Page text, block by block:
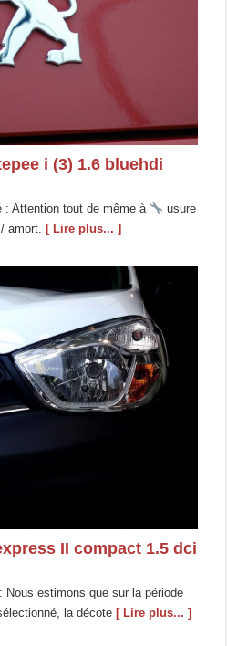
i (3) 1.6 bluehdi
Attention tout de même à
usure
amort.
[ Lire plus... ]
II compact 1.5 dci
Nous estimons que sur la période
la décote[ Lire plus... ]